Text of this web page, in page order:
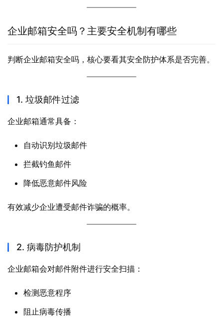
企业邮箱安全吗？主要安全机制有哪些
判断企业邮箱安全吗，核心要看其安全防护体系是否完善。
1. 垃圾邮件过滤
企业邮箱通常具备：
自动识别垃圾邮件
拦截钓鱼邮件
降低恶意邮件风险
有效减少企业遭受邮件诈骗的概率。
2. 病毒防护机制
企业邮箱会对邮件附件进行安全扫描：
检测恶意程序
阻止病毒传播